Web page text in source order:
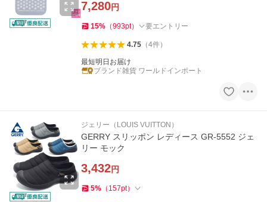
7,280円
15% （993pt） 要エントリー
4.75（4件）
最短明日お届け
ブランド雑貨 ワールドインポート
ジェリー（LOUIS VUITTON）
GERRY スリッポン レディース GR-5552 ジェ
リー モック
3,432円
5% （ 157pt）